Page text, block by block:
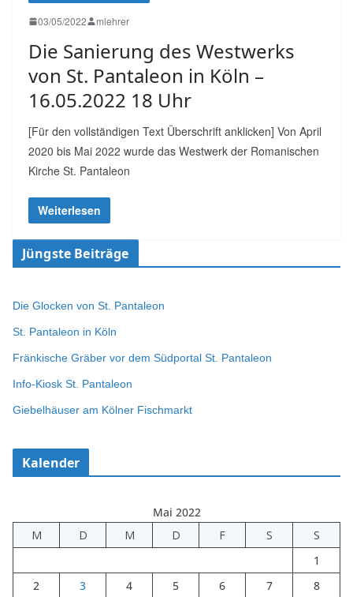
03/05/2022 mlehrer
Die Sanierung des Westwerks
von St. Pantaleon in Köln –
16.05.2022 18 Uhr
[Für den vollständigen Text Überschrift anklicken] Von April
2020 bis Mai 2022 wurde das Westwerk der Romanischen
Kirche St. Pantaleon
Weiterlesen
Jüngste Beiträge
Die Glocken von St. Pantaleon
St. Pantaleon in Köln
Fränkische Gräber vor dem Südportal St. Pantaleon
Info-Kiosk St. Pantaleon
Giebelhäuser am Kölner Fischmarkt
Kalender
Mai 2022
M
D M D F S
S
1
2
3 4 5 6 7 8